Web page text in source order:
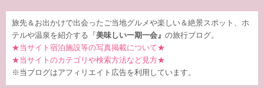
旅先＆お出かけで出会ったご当地グルメや楽しい＆絶景スポット、ホ
テルや温泉を紹介する『 美味しい一期一会』 の旅行ブログ。
★当サイト宿泊施設等の写真掲載について★
★当サイトのカテゴリや検索方法など見方★
※当ブログはアフィリエイト広告を利用しています。